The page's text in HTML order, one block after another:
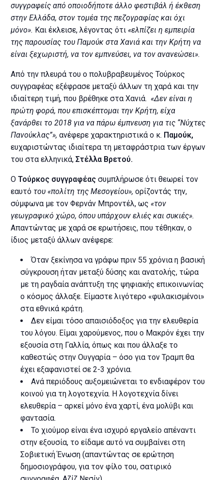
συγγραφείς από οποιοδήποτε άλλο φεστιβάλ ή έκθεση
στην Ελλάδα, στον τομέα της πεζογραφίας και όχι
μόνο». Και έκλεισε, λέγοντας ότι«ελπίζει η εμπειρία
της παρουσίας του Παμούκ στα Χανιά και την Κρήτη να
είναι ξεχωριστή, να τον εμπνεύσει, να τον ανανεώσει».
Από την πλευρά του ο πολυβραβευμένος Τούρκος
συγγραφέας εξέφρασε μεταξύ άλλων τη χαρά και την
ιδιαίτερη τιμή, που βρέθηκε στα Χανιά.«Δεν είναι η
πρώτη φορά, που επισκέπτομαι την Κρήτη, είχα
ξανάρθει το 2018 για να πάρω έμπνευση για τις “Νύχτες
Πανούκλας”»,ανέφερε χαρακτηριστικά ο κ. Παμούκ,
ευχαριστώντας ιδιαίτερα τη μεταφράστρια των έργων
του στα ελληνικά,Στέλλα Βρετού.
ΟΤούρκος συγγραφέας συμπλήρωσε ότι θεωρεί τον
εαυτό του «πολίτη της Μεσογείου»,ορίζοντάς την,
σύμφωνα με τον Φερνάν Μπροντέλ, ως «τον
γεωγραφικό χώρο, όπου υπάρχουν ελιές και συκιές».
Απαντώντας με χαρά σε ερωτήσεις, που τέθηκαν, ο
ίδιος μεταξύ άλλων ανέφερε:
Όταν ξεκίνησα να γράφω πριν 55 χρόνια η βασική
σύγκρουση ήταν μεταξύ δύσης και ανατολής, τώρα
με τη ραγδαία ανάπτυξη της ψηφιακής επικοινωνίας
ο κόσμος άλλαξε. Είμαστε λιγότερο «φυλακισμένοι»
στα εθνικά κράτη.
Δεν είμαι τόσο απαισιόδοξος για την ελευθερία
του λόγου. Είμαι χαρούμενος, που ο Μακρόν έχει την
εξουσία στη Γαλλία, όπως και που άλλαξε το
καθεστώς στην Ουγγαρία – όσο για τον Τραμπ θα
έχει εξαφανιστεί σε 2-3 χρόνια.
Ανά περιόδους αυξομειώνεται το ενδιαφέρον του
κοινού για τη λογοτεχνία. Η λογοτεχνία δίνει
ελευθερία – αρκεί μόνο ένα χαρτί, ένα μολύβι και
φαντασία.
Το χιούμορ είναι ένα ισχυρό εργαλείο απέναντι
στην εξουσία, το είδαμε αυτό να συμβαίνει στη
Σοβιετική Ένωση (απαντώντας σε ερώτηση
δημοσιογράφου, για τον φίλο του, σατιρικό